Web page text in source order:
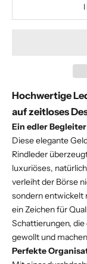
Hochwertige
auf zeitloses
Ein edler
Diese elegante
Rindleder
luxuriöses,
verleiht der Börse
sondern entwickelt
ein Zeichen für
Schattierungen,
gewollt und
Perfekte